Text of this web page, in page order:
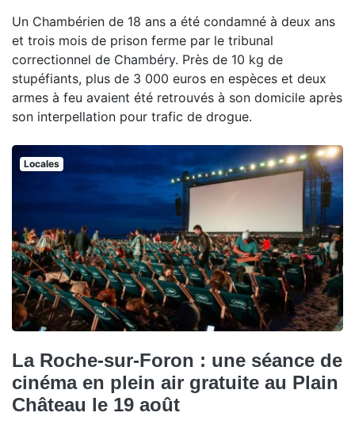
Un Chambérien de 18 ans a été condamné à deux ans
et trois mois de prison ferme par le tribunal
correctionnel de Chambéry. Près de 10 kg de
stupéfiants, plus de 3 000 euros en espèces et deux
armes à feu avaient été retrouvés à son domicile après
son interpellation pour trafic de drogue.
Locales
La Roche-sur-Foron : une séance de
cinéma en plein air gratuite au Plain
Château le 19 août